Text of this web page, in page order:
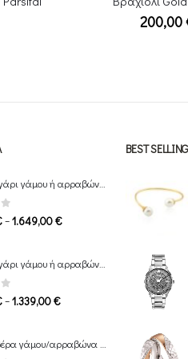
32,00
5
– 1.649,00€Price
through
5
– 1.339,00€Price
through
BEST